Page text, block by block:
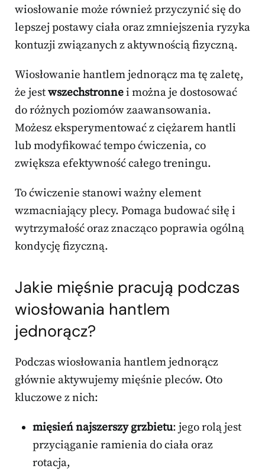
wiosłowanie może również przyczynić się do
lepszej postawy ciała oraz zmniejszenia ryzyka
kontuzji związanych z aktywnością fizyczną.
Wiosłowanie hantlem jednorącz ma tę zaletę,
że jestwszechstronnei można je dostosować
do różnych poziomów zaawansowania.
Możesz eksperymentować z ciężarem hantli
lub modyfikować tempo ćwiczenia, co
zwiększa efektywność całego treningu.
To ćwiczenie stanowi ważny element
wzmacniający plecy. Pomaga budować siłę i
wytrzymałość oraz znacząco poprawia ogólną
kondycję fizyczną.
Jakie mięśnie pracują podczas
wiosłowania hantlem
jednorącz?
Podczas wiosłowania hantlem jednorącz
głównie aktywujemy mięśnie pleców. Oto
kluczowe z nich:
mięsień najszerszy grzbietu: jego rolą jest
przyciąganie ramienia do ciała oraz
rotacja,